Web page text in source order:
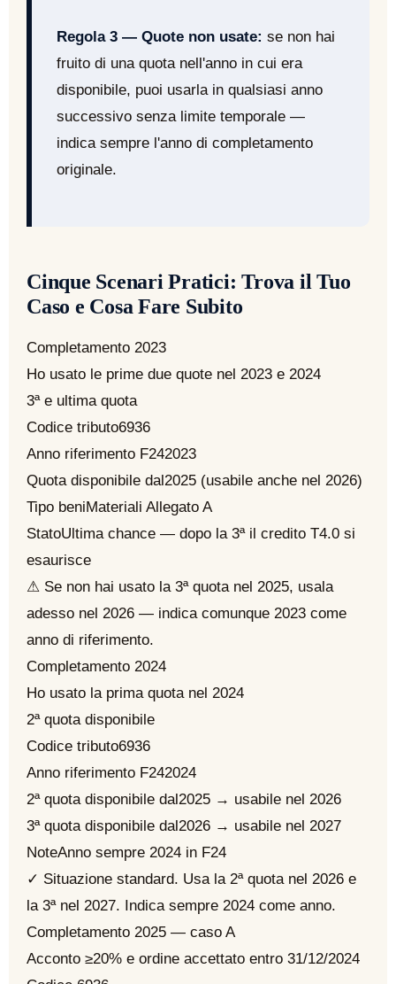
Regola 3 — Quote non usate: se non hai
fruito di una quota nell'anno in cui era
disponibile, puoi usarla in qualsiasi anno
successivo senza limite temporale —
indica sempre l'anno di completamento
originale.
Cinque Scenari Pratici: Trova il Tuo
Caso e Cosa Fare Subito
Completamento 2023
Ho usato le prime due quote nel 2023 e 2024
3ª e ultima quota
Codice tributo6936
Anno riferimento F242023
Quota disponibile dal2025 (usabile anche nel 2026)
Tipo beniMateriali Allegato A
StatoUltima chance — dopo la 3ª il credito T4.0 si
esaurisce
⚠ Se non hai usato la 3ª quota nel 2025, usala
adesso nel 2026 — indica comunque 2023 come
anno di riferimento.
Completamento 2024
Ho usato la prima quota nel 2024
2ª quota disponibile
Codice tributo6936
Anno riferimento F242024
2ª quota disponibile dal2025 → usabile nel 2026
3ª quota disponibile dal2026 → usabile nel 2027
NoteAnno sempre 2024 in F24
✓ Situazione standard. Usa la 2ª quota nel 2026 e
la 3ª nel 2027. Indica sempre 2024 come anno.
Completamento 2025 — caso A
Acconto ≥20% e ordine accettato entro 31/12/2024